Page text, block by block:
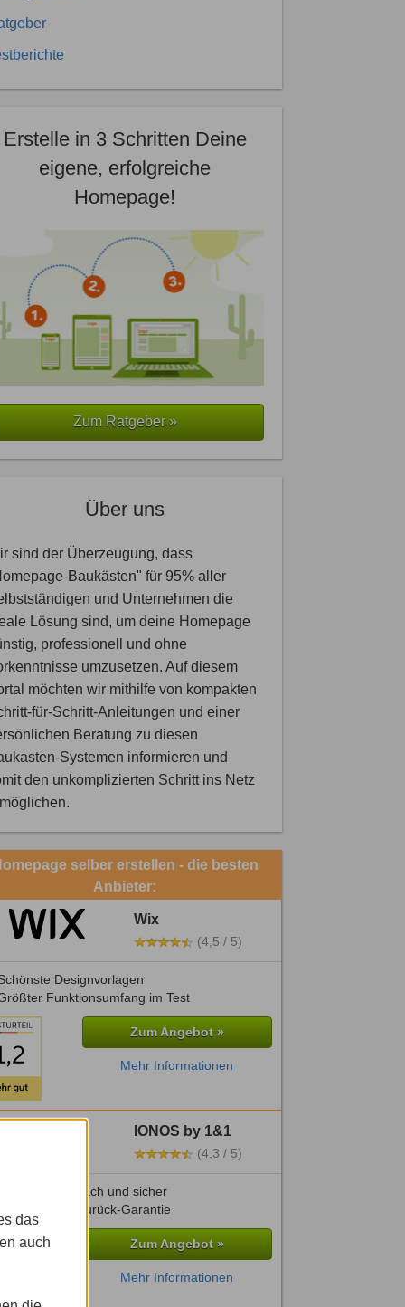
das
auch
Erstelle in 3 Schritten Deine
eigene, erfolgreiche
Homepage!
Zum Ratgeber »
Über uns
sind der Überzeugung, dass
Baukästen" für 95% aller
und Unternehmen die
Lösung sind, um deine Homepage
professionell und ohne
umzusetzen. Auf diesem
möchten wir mithilfe von kompakten
für-Schritt-Anleitungen und einer
Beratung zu diesen
Systemen informieren und
den unkomplizierten Schritt ins Netz
selber erstellen - die besten
Anbieter:
Wix
(4,5 / 5)
Designvorlagen
Funktionsumfang im Test
Zum Angebot »
Mehr Informationen
IONOS by 1&1
(4,3 / 5)
Besonders einfach und sicher
30 Tage Geld-zurück-Garantie
Zum Angebot »
Mehr Informationen